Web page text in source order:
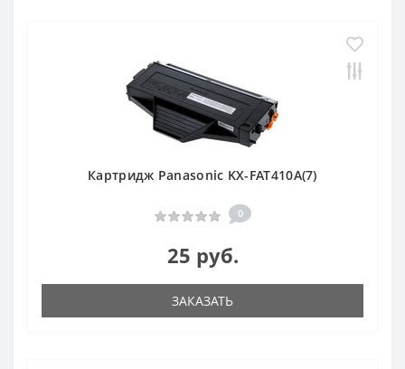
Картридж Panasonic KX-FAT410A(7)
0
25 руб.
ЗАКАЗАТЬ